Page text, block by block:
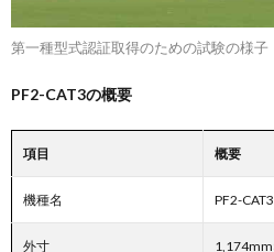
第一種型式認証取得のための試験の様子
PF2-CAT3の概要
項目 概要
機種名 PF2-CAT3
外寸